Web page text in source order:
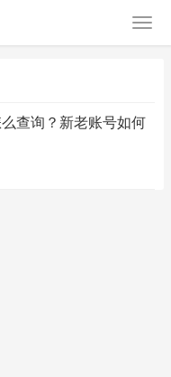
查询？新老账号如何